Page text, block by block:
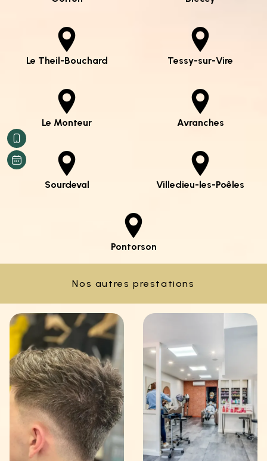
Le Theil-Bouchard Tessy-sur-Vire
Le Monteur Avranches
Sourdeval Villedieu-les-Poêles
Pontorson
Nos autres prestations